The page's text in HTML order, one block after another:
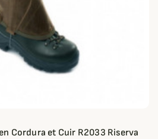
Cordura et Cuir R2033 Riserva